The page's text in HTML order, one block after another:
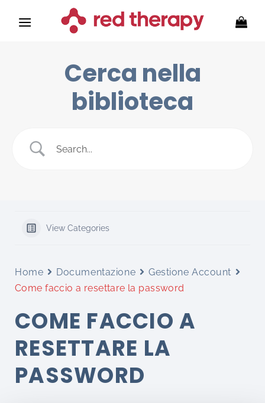
Cerca nella
biblioteca
View Categories
Home Documentazione
Gestione Account
Come faccio a resettare la password
COME FACCIO A
RESETTARE LA
PASSWORD